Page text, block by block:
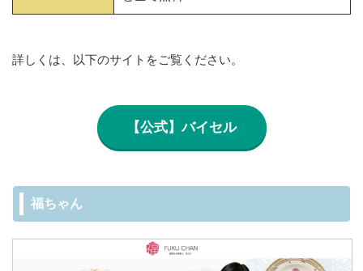
詳しくは、以下のサイトをご覧ください。
【公式】バイセル
福ちゃん